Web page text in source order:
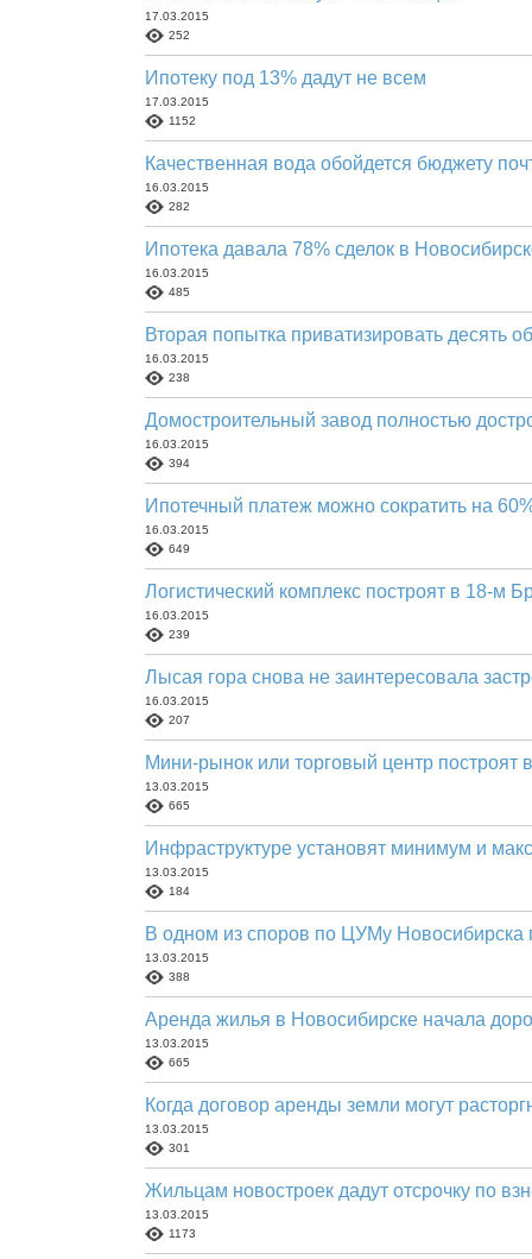
17.03.2015
252
Ипотеку под 13% дадут не всем
17.03.2015
1152
Качественная вода обойдется бюджету
16.03.2015
282
Ипотека давала 78% сделок в
16.03.2015
485
Вторая попытка приватизировать десять
16.03.2015
238
Домостроительный завод полностью
16.03.2015
394
Ипотечный платеж можно сократить на
16.03.2015
649
Логистический комплекс построят в 18-м
16.03.2015
239
Лысая гора снова не заинтересовала
16.03.2015
207
Мини-рынок или торговый центр построят
13.03.2015
665
Инфраструктуре установят минимум и
13.03.2015
184
В одном из споров по ЦУМу Новосибирска
13.03.2015
388
Аренда жилья в Новосибирске начала
13.03.2015
665
Когда договор аренды земли могут
13.03.2015
301
Жильцам новостроек дадут отсрочку по
13.03.2015
1173